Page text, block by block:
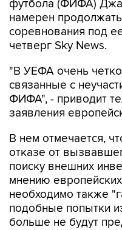
футбола (ФИФА)
намерен
соревнования под
четверг Sky News.
"В УЕФА очень
связанные с
ФИФА", - приводит
заявления
В нем отмечается,
отказе от
поиску внешних
мнению
необходимо также
подобные попытки
больше не будут